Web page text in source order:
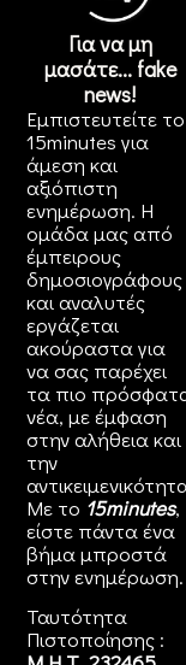
Για να μη
μασάτε... fake
news!
Εμπιστευτείτε το
15minutes για
άμεση και
αξιόπιστη
ενημέρωση. Η
ομάδα μας από
έμπειρους
δημοσιογράφους
και αναλυτές
εργάζεται
ακούραστα για
να σας παρέχει
τα πιο
νέα, με έμφαση
στην αλήθεια και
την
Με το 15minutes,
είστε πάντα ένα
βήμα μπροστά
στηνενημέρωση.
Ταυτότητα
Πιστοποίησης :